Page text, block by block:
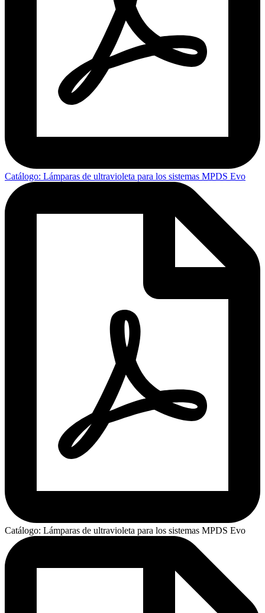
Catálogo: Lámparas de ultravioleta para los sistemas MPDS Evo
Catálogo: Lámparas de ultravioleta para los sistemas MPDS Evo